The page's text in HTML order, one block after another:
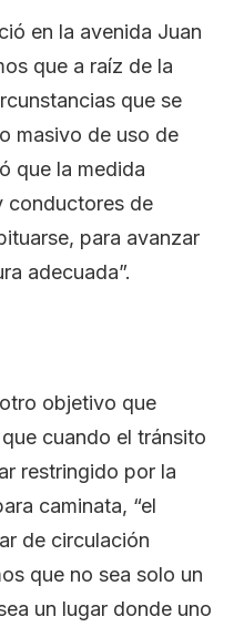
en la avenida Juan
que a raíz de la
que se
masivo de uso de
que la medida
conductores de
para avanzar
adecuada”.
objetivo que
cuando el tránsito
restringido por la
caminata, “el
de circulación
que no sea solo un
un lugar donde uno